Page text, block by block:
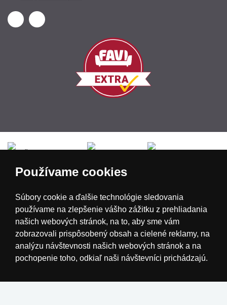
Používame cookies
Súbory cookie a ďalšie technológie sledovania
používame na zlepšenie vášho zážitku z prehliadania
našich webových stránok, na to, aby sme vám
zobrazovali prispôsobený obsah a cielené reklamy, na
analýzu návštevnosti našich webových stránok a na
pochopenie toho, odkiaľ naši návštevníci prichádzajú.